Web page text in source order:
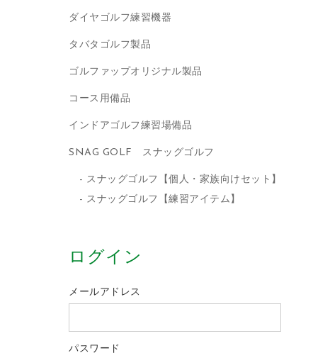
ダイヤゴルフ練習機器
タバタゴルフ製品
ゴルファップオリジナル製品
コース用備品
インドアゴルフ練習場備品
SNAG GOLF スナッグゴルフ
スナッグゴルフ【個人・家族向けセット】
スナッグゴルフ【練習アイテム】
ログイン
メールアドレス
パスワード